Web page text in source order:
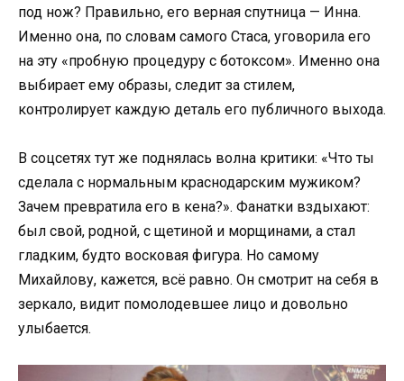
под нож? Правильно, его верная спутница — Инна.
Именно она, по словам самого Стаса, уговорила его
на эту «пробную процедуру с ботоксом». Именно она
выбирает ему образы, следит за стилем,
контролирует каждую деталь его публичного выхода.
В соцсетях тут же поднялась волна критики: «Что ты
сделала с нормальным краснодарским мужиком?
Зачем превратила его в кена?». Фанатки вздыхают:
был свой, родной, с щетиной и морщинами, а стал
гладким, будто восковая фигура. Но самому
Михайлову, кажется, всё равно. Он смотрит на себя в
зеркало, видит помолодевшее лицо и довольно
улыбается.